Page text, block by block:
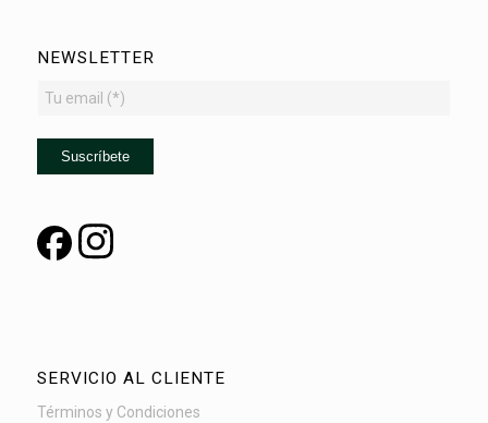
NEWSLETTER
SERVICIO AL CLIENTE
Términos y Condiciones